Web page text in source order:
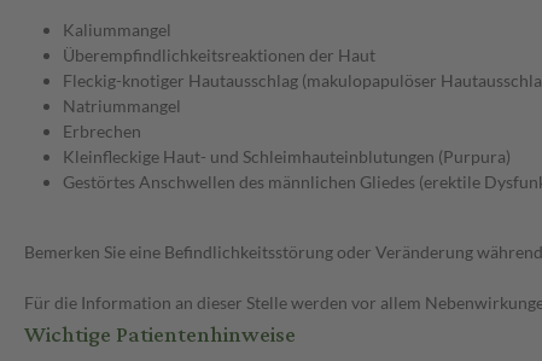
Kaliummangel
Überempfindlichkeitsreaktionen der Haut
Fleckig-knotiger Hautausschlag (makulopapulöser
Natriummangel
Erbrechen
Kleinfleckige Haut- und Schleimhauteinblutungen (Purpura)
Gestörtes Anschwellen des männlichen Gliedes (erektile
Bemerken Sie eine Befindlichkeitsstörung oder Veränderung
Für die Information an dieser Stelle werden vor allem
Wichtige Patientenhinweise